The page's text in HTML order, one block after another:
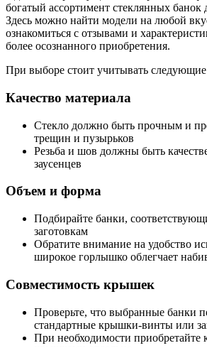
богатый ассортимент стеклянных банок
Здесь можно найти модели на любой
ознакомиться с отзывами и
более осознанного приобретения.
При выборе стоит учитывать
Качество материала
Стекло должно быть прочным и
трещин и пузырьков
Резьба и шов должны быть
заусенцев
Объем и форма
Подбирайте банки,
заготовкам
Обратите внимание на удобство
широкое горлышко облегчает
Совместимость крышек
Проверьте, что выбранные банки
стандартные крышки-винты или
При необходимости приобретайте